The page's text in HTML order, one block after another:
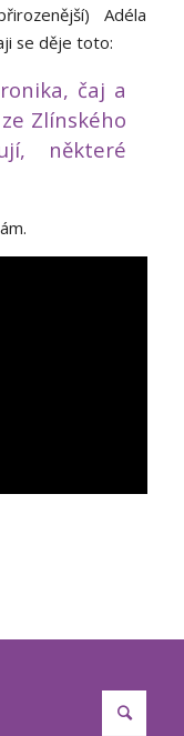
Adéla
se děje toto:
čaj a
Zlínského
některé